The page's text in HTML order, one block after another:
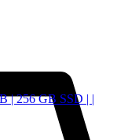
| 256 GB SSD | |